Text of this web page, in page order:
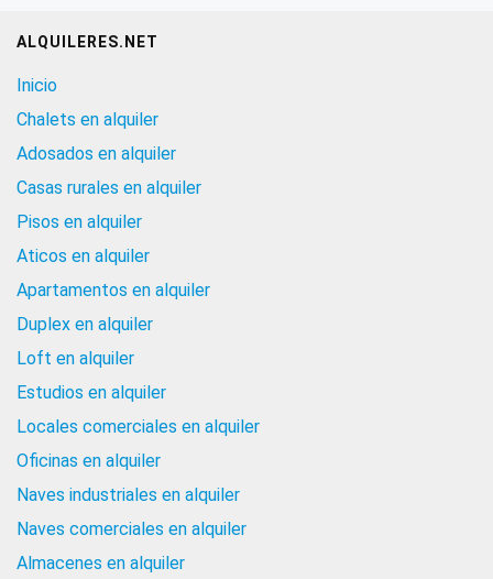
ALQUILERES.NET
Inicio
Chalets en alquiler
Adosados en alquiler
Casas rurales en alquiler
Pisos en alquiler
Aticos en alquiler
Apartamentos en alquiler
Duplex en alquiler
Loft en alquiler
Estudios en alquiler
Locales comerciales en alquiler
Oficinas en alquiler
Naves industriales en alquiler
Naves comerciales en alquiler
Almacenes en alquiler